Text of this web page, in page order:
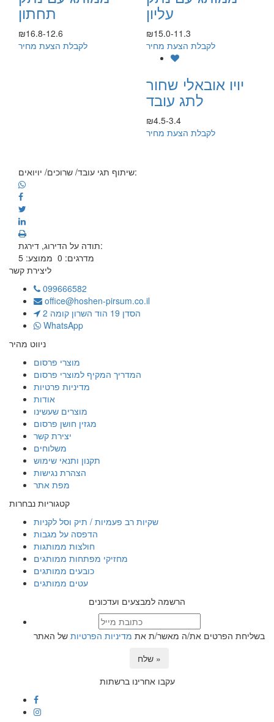
עליון
₪15.0-11.3
לקבלת הצעת מחיר
תחתון
₪16.8-12.6
לקבלת הצעת מחיר
יויו אובאלי שחור
לתג עובד
₪4.5-3.4
לקבלת הצעת מחיר
שיתוף תגי עובד/ שרוכים/ יויואים:
תודה על הדירוג, דירגת:
מדרגים: 0 ממוצע: 5
ליצירת קשר
099666582
office@hoshen-pirsum.co.il
הסדן 19 הוד השרון קומה 2
WhatsApp
ניווט מהיר
מוצרי פרסום
המדריך המקיף למוצרי פרסום
מדיניות פרטיות
אודות
מוצרים שעשינו
מגזין חושן פרסום
יצירת קשר
משלוחים
תקנון ותנאי שימוש
הצהרת נגישות
מפת אתר
קטגוריות נבחרות
שקיות רב פעמיות / תיק וסל לקניות
הדפסה על מגבות
חולצות ממותגות
מחזיקי מפתחות ממותגים
כובעים ממותגים
עטים ממותגים
הרשמה למבצעים ועדכונים
בשליחת הפרטים את/ה מאשר/ת את מדיניות הפרטיות של האתר
שלח »
עקבו אחרינו ברשתות